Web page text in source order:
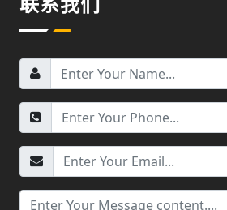
联系我们